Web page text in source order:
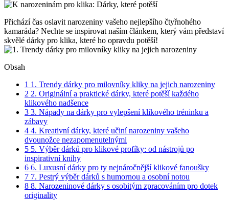
Přichází čas ⁤oslavit narozeniny vašeho nejlepšího čtyřnohého
kamaráda? Nechte se inspirovat⁤ naším článkem, který vám představí
skvělé dárky pro klika, které ho opravdu potěší!
Obsah
1 1.⁣ Trendy dárky pro ‍milovníky kliky na jejich narozeniny
2 2. Originální‌ a praktické ⁤dárky, které potěší ‍každého⁤
klikového nadšence
3 3. Nápady na dárky pro vylepšení ​klikového ‌tréninku a
zábavy
4 4. Kreativní dárky, které učiní narozeniny vašeho
dvounožce nezapomenutelnými
5 5. Výběr dárků pro klikové profíky: od nástrojů po
inspirativní knihy
6 6. Luxusní dárky pro ty ⁤nejnáročnější klikové fanoušky
7 7. Pestrý ‌výběr‍ dárků s ‌humornou a osobní⁤ notou
8 8. Narozeninové dárky s osobitým zpracováním pro dotek
originality